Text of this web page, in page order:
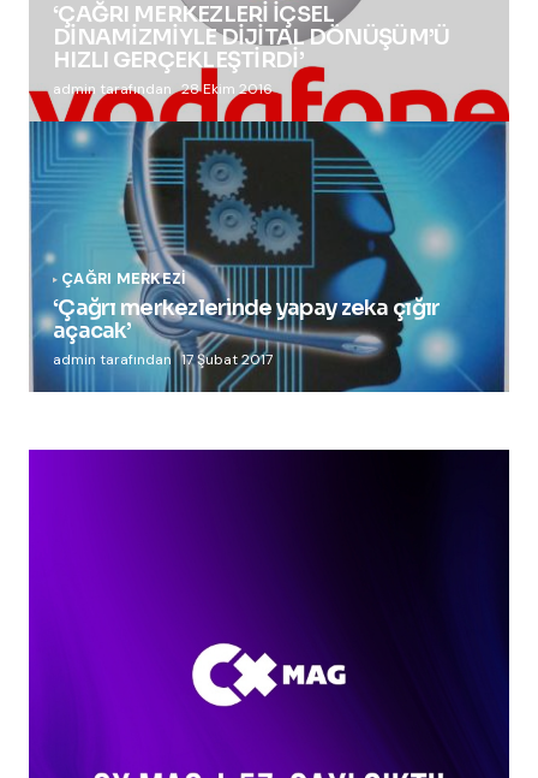
‘ÇAĞRI MERKEZLERİ İÇSEL
DİNAMİZMİYLE DİJİTAL DÖNÜŞÜM’Ü
HIZLI GERÇEKLEŞTİRDİ’
admin tarafından 28 Ekim 2016
ÇAĞRI MERKEZI
‘Çağrı merkezlerinde yapay zeka çığır
açacak’
admin tarafından 17 Şubat 2017